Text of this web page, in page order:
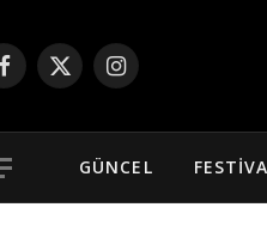
Facebook
X
Instagram
GÜNCEL